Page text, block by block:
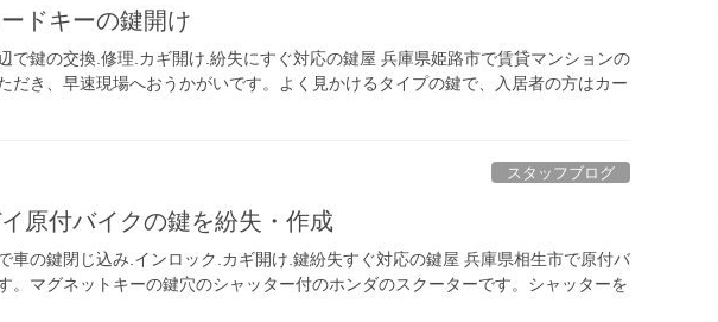
ドキーの鍵開け
鍵の交換.修理.カギ開け.紛失にすぐ対応の鍵屋 兵庫県姫路市で賃貸マンションの
だき、早速現場へおうかがいです。よく見かけるタイプの鍵で、入居者の方はカー
スタッフブログ
原付バイクの鍵を紛失・作成
の鍵閉じ込み.インロック.カギ開け.鍵紛失すぐ対応の鍵屋 兵庫県相生市で原付バ
。マグネットキーの鍵穴のシャッター付のホンダのスクーターです。シャッターを